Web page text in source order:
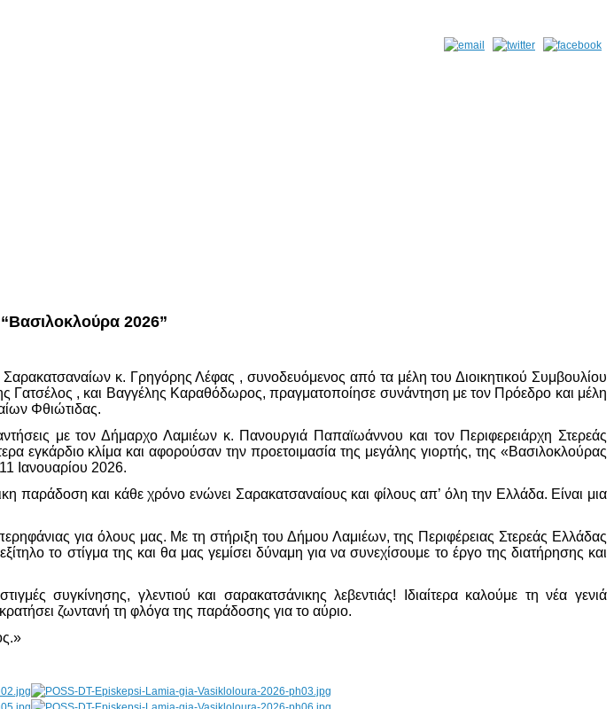
2026”
κ. Γρηγόρης Λέφας , συνοδευόμενος από τα μέλη του Διοικητικού Συμβουλίου
, και Βαγγέλης Καραθόδωρος, πραγματοποίησε συνάντηση με τον Πρόεδρο και μέλη
Φθιώτιδας.
με τον Δήμαρχο Λαμιέων κ. Πανουργιά Παπαϊωάννου και τον Περιφερειάρχη Στερεάς
εγκάρδιο κλίμα και αφορούσαν την προετοιμασία της μεγάλης γιορτής, της «Βασιλοκλούρας
Ιανουαρίου 2026.
παράδοση και κάθε χρόνο ενώνει Σαρακατσαναίους και φίλους απ’ όλη την Ελλάδα. Είναι μια
για όλους μας. Με τη στήριξη του Δήμου Λαμιέων, της Περιφέρειας Στερεάς Ελλάδας
το στίγμα της και θα μας γεμίσει δύναμη για να συνεχίσουμε το έργο της διατήρησης και
συγκίνησης, γλεντιού και σαρακατσάνικης λεβεντιάς! Ιδιαίτερα καλούμε τη νέα γενιά
ζωντανή τη φλόγα της παράδοσης για το αύριο.